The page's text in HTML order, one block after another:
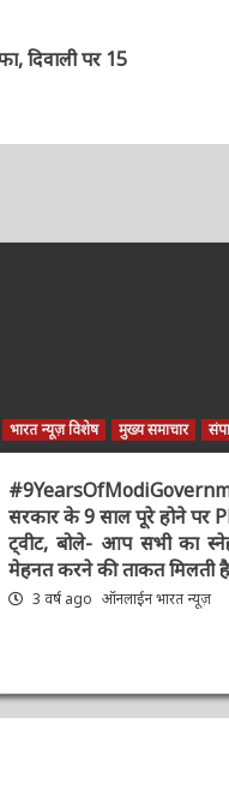
दिवाली पर 15
भारत न्यूज़ विशेष मुख्य समाचार
सरकार के 9 साल पूरे होने
का ट्वीट, बोले- आप सभी
और मेहनत करने की ताकत
3 वर्ष ago ऑनलाईन भारत न्यूज़